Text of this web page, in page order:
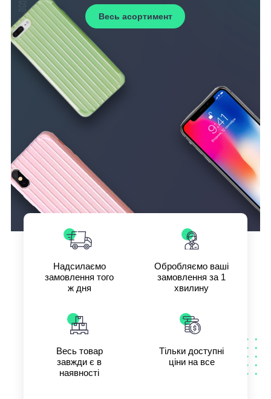
Весь асортимент
Надсилаємо
замовлення того
ж дня
Обробляємо ваші
замовлення за 1
хвилину
Весь товар
завжди є в
наявності
Тільки доступні
ціни на все